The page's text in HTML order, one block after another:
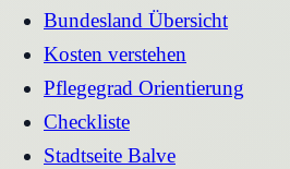
Bundesland Übersicht
Kosten verstehen
Pflegegrad Orientierung
Checkliste
Stadtseite Balve